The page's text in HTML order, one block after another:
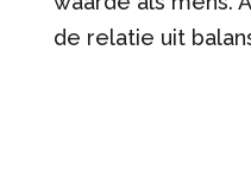
de relatie uit